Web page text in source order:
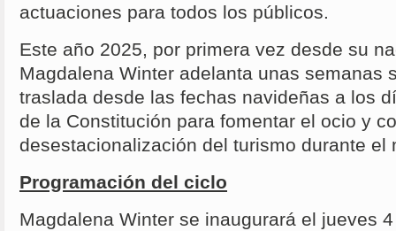
actuaciones para todos los públicos.
Este año 2025, por primera vez desde su
Magdalena Winter adelanta unas semanas
traslada desde las fechas navideñas a los
de la Constitución para fomentar el ocio y
desestacionalización del turismo durante el
Programación del ciclo
Magdalena Winter se inaugurará el jueves